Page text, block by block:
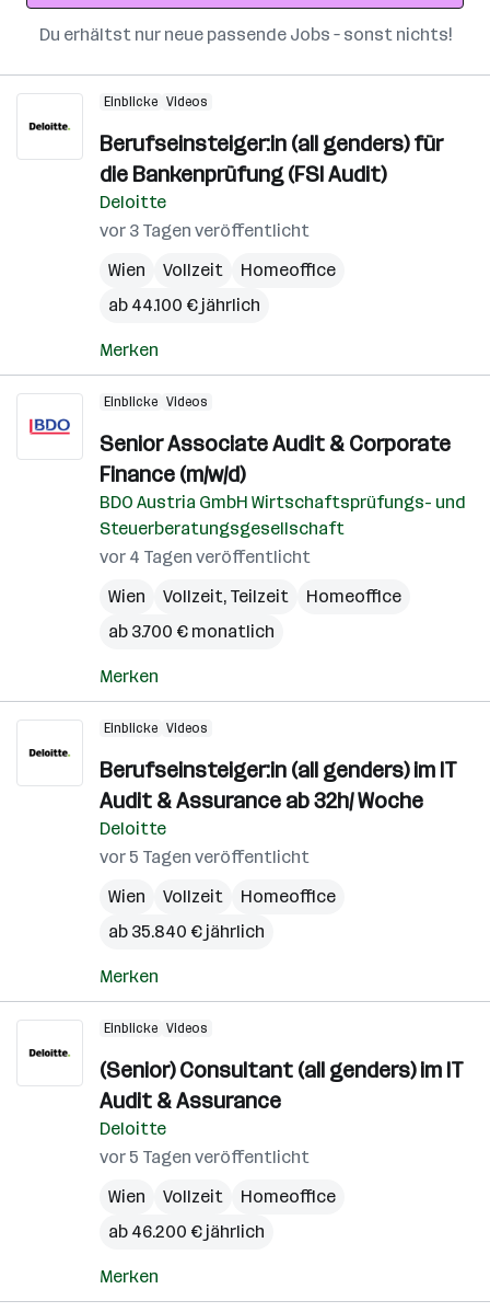
Du erhältst nur neue passende Jobs – sonst nichts!
Einblicke Videos
Berufseinsteiger:in (all genders) für
die Bankenprüfung (FSI Audit)
Deloitte
vor 3 Tagen veröffentlicht
Wien
Vollzeit
Homeoffice
ab 44.100 € jährlich
Merken
Einblicke Videos
Senior Associate Audit & Corporate
Finance (m/w/d)
BDO Austria GmbH Wirtschaftsprüfungs- und
Steuerberatungsgesellschaft
vor 4 Tagen veröffentlicht
Wien
Vollzeit, Teilzeit
Homeoffice
ab 3.700 € monatlich
Merken
Einblicke Videos
Berufseinsteiger:in (all genders) im IT
Audit & Assurance ab 32h/ Woche
Deloitte
vor 5 Tagen veröffentlicht
Wien
Vollzeit
Homeoffice
ab 35.840 € jährlich
Merken
Einblicke Videos
(Senior) Consultant (all genders) im IT
Audit & Assurance
Deloitte
vor 5 Tagen veröffentlicht
Wien
Vollzeit
Homeoffice
ab 46.200 € jährlich
Merken